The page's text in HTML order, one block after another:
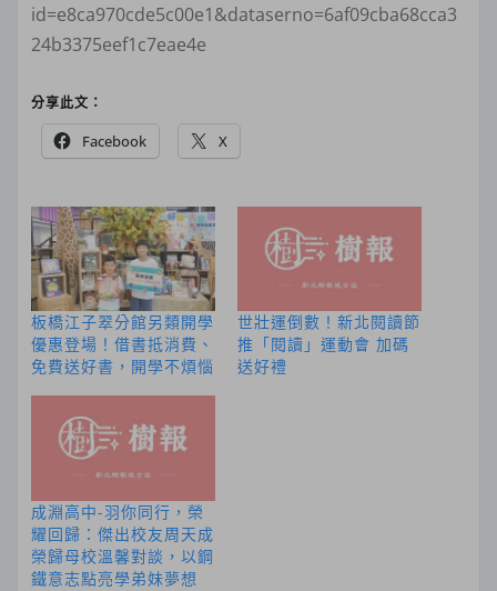
id=e8ca970cde5c00e1&dataserno=6af09cba68cca3
24b3375eef1c7eae4e
分享此文：
Facebook X
板橋江子翠分館另類開學
優惠登場！借書抵消費、
免費送好書，開學不煩惱
世壯運倒數！新北閱讀節
推「閱讀」運動會 加碼
送好禮
成淵高中-羽你同行，榮
耀回歸：傑出校友周天成
榮歸母校溫馨對談，以鋼
鐵意志點亮學弟妹夢想